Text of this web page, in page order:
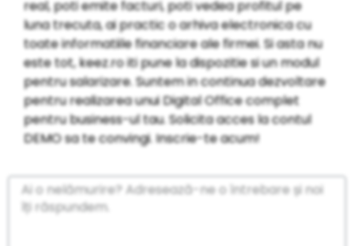
real, poti emite facturi, poti vedea profitul pe
luna trecuta, ai practic o arhiva electronica cu
toate informatiile financiare ale firmei. Si asta nu
este tot, keez.ro iti pune la dispozitie si un modul
pentru salarizare. Suntem in continua dezvoltare
pentru realizarea unui Digital Office complet
pentru business-ul tau. Solicita acces la contul
DEMO sa te convingi. Inscrie-te acum!